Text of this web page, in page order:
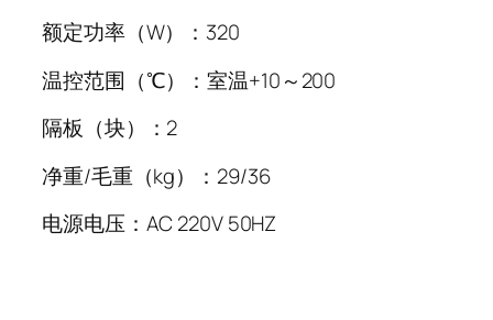
额定功率（W）：320
温控范围（℃）：室温+10～200
隔板（块）：2
净重/毛重（kg）：29/36
电源电压：AC 220V 50HZ